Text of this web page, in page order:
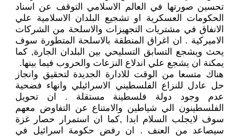
تحسين صورتها في العالم الاسلامي التوقف عن اسناد
الحكومات العسكرية او تشجيع البلدان الاسلامية علي
الانفاق في مشتريات التجهيزات والاسلحة من الشركات
الاميركية . ان اغراق المنطقة بالاسلحة المتطورة سوف
يحث ويشجع التسابق التسليحي بين البلدان الجارة, كما
يمكنة ان يشجع علي اندلاع النزعات والحروب فيما بينها.
هناك متسعا من الوقت للادارة الجديدة لتحقيق وانجاز
حل عادل للنزاع الفلسطيني الاسرائيلي وانهاء فضحية
عدم وجود دولة فلسطينة مستقلة . ان تحويل
الفلسطينون الي شياطين والامتناع عن التفاوض معهم
سوف لايجلب السلام ابدا ,كما ان استمرار حصار غزة
سيصاعد من العنف . ان رفض حكومة اسرائيل في